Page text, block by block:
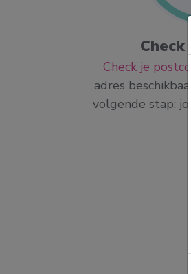
Check
Check je
adres
volgende stap: